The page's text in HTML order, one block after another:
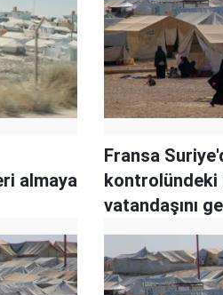
almaya
Fransa
kontrolündeki
vatandaşını